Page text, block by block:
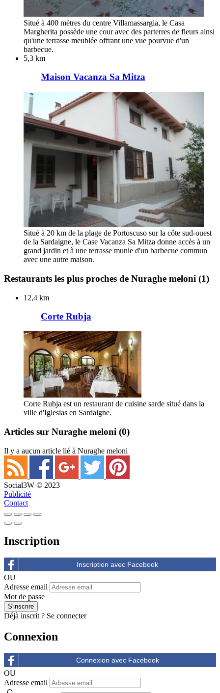
Situé à 400 mètres du centre Villamassargia, le Casa
Margherita possède une cour avec des parterres de fleurs ainsi
qu'une terrasse meublée offrant une vue pourvue d'un
barbecue.
5,3 km
Maison Vacanza Sa Mitza
Situé à 20 km de la plage de Portoscuso sur la côte sud-ouest
de la Sardaigne, le Case Vacanza Sa Mitza donne accès à un
grand jardin et à une terrasse munie d'un barbecue commun
avec une autre maison.
Restaurants les plus proches de Nuraghe meloni (1)
12,4 km
Corte Rubja
Corte Rubja est un restaurant de cuisine sarde situé dans la
ville d'Iglesias en Sardaigne.
Articles sur Nuraghe meloni (0)
Il y a aucun article lié à Nuraghe meloni
Social3W © 2023
Publicité
Contact
Inscription
OU
Adresse email
Mot de passe
Déjà inscrit ? Se connecter
Connexion
OU
Adresse email